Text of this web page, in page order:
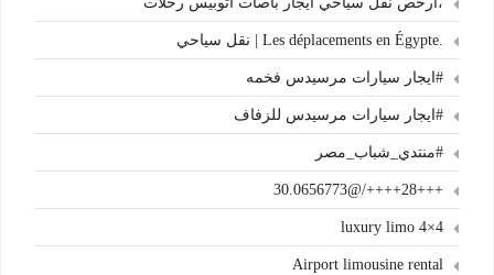
.Les déplacements en Égypte | نقل سياحي
#ايجار سيارات مرسيدس فخمه
#ايجار سيارات مرسيدس للزفاف
#منتدي_شباب_مصر
+++28++++/@30.0656773
4×4 luxury limo
Airport limousine rental